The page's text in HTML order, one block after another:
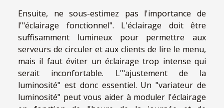
Ensuite, ne sous-estimez pas l'importance de
l'"éclairage fonctionnel". L'éclairage doit être
suffisamment lumineux pour permettre aux
serveurs de circuler et aux clients de lire le menu,
mais il faut éviter un éclairage trop intense qui
serait inconfortable. L'"ajustement de la
luminosité" est donc essentiel. Un "variateur de
luminosité" peut vous aider à moduler l'éclairage